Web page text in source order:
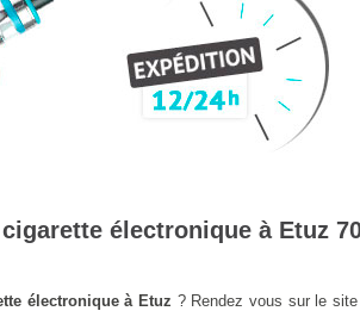
électronique à Etuz
électronique à Etuz ? Rendez vous sur le site